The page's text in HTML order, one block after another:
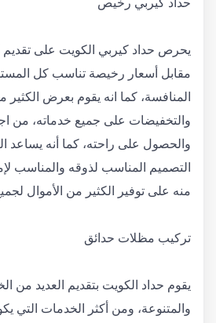
يحرص حداد كيربي الكويت على تقديم
مقابل أسعار رخيصة تناسب كل
المنافسة، كما انه يقوم بعرض
والتخفيضات على جميع خدماته، من
والحصول على راحته، كما أنه يساعد
التصميم المناسب لذوقه والمناسب
منه على توفير الكثير من الأموال
تركيب مظلات حدائق
يقوم حداد الكويت بتقديم العديد من
والمتنوعة، ومن أكثر الخدمات التي